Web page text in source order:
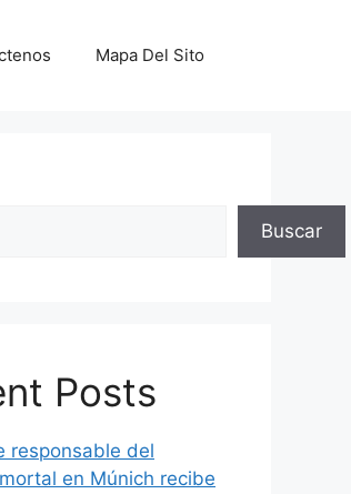
Mapa Del Sito
Buscar
Posts
responsable del
en Múnich recibe